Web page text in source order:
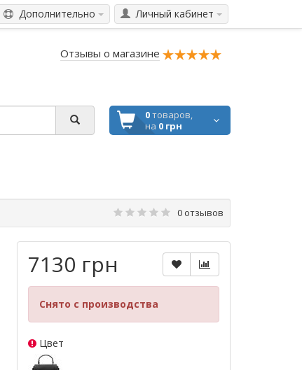
Личный кабинет
Дополнительно
Отзывы о магазине
0товаров,
на 0 грн
0 отзывов
7130 грн
Снято с производства
Цвет